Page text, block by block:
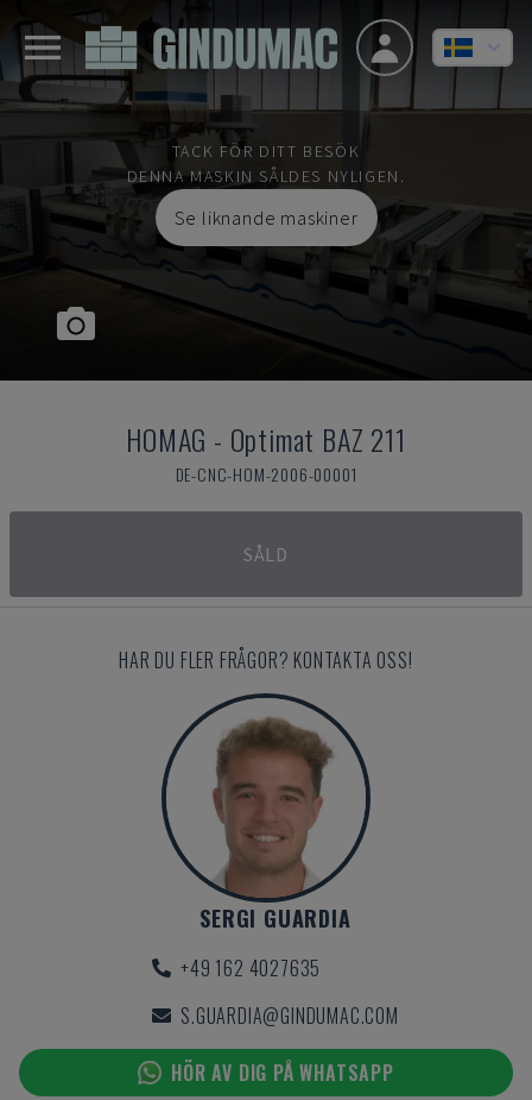
TACK FÖR DITT BESÖK
DENNA MASKIN SÅLDES NYLIGEN.
Se liknande maskiner
HOMAG - Optimat BAZ 211
DE-CNC-HOM-2006-00001
SÅLD
HAR DU FLER FRÅGOR? KONTAKTA OSS!
SERGI GUARDIA
+49 162 4027635
S.GUARDIA@GINDUMAC.COM
HÖR AV DIG PÅ WHATSAPP